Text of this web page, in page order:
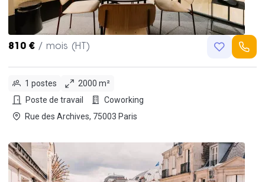
810 € / mois (HT)
1 postes
2000 m²
Poste de travail
Coworking
Rue des Archives, 75003 Paris